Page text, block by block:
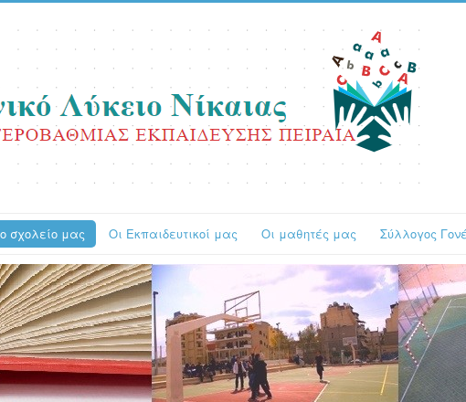
σχολείο μας Οι Εκπαιδευτικοί μας Οι μαθητές μας Σύλλογος